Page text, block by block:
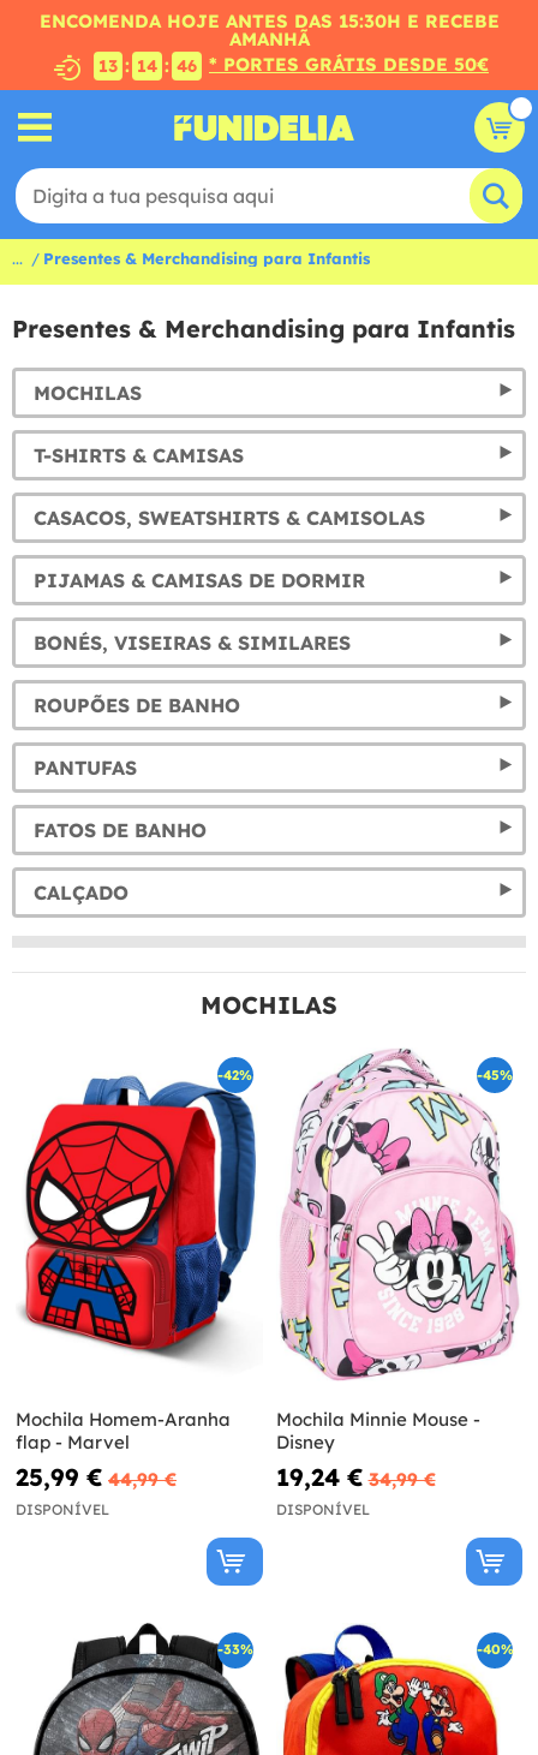
ENCOMENDA HOJE ANTES DAS 15:30H E RECEBE
AMANHÃ
13 : 14 : 44 * PORTES GRÁTIS DESDE 50€
... Presentes & Merchandising para Infantis
Presentes & Merchandising para Infantis
MOCHILAS
T-SHIRTS & CAMISAS
CASACOS, SWEATSHIRTS & CAMISOLAS
PIJAMAS & CAMISAS DE DORMIR
BONÉS, VISEIRAS & SIMILARES
ROUPÕES DE BANHO
PANTUFAS
FATOS DE BANHO
CALÇADO
MOCHILAS
-42%
Mochila Homem-Aranha
flap - Marvel
25,99 € 44,99 €
DISPONÍVEL
-45%
Mochila Minnie Mouse -
Disney
19,24 € 34,99 €
DISPONÍVEL
-33% -40%